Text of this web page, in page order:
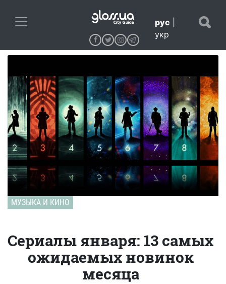
рус
укр
МУЗЫКА И КИНО
Сериалы января: 13 самых
ожидаемых новинок
месяца